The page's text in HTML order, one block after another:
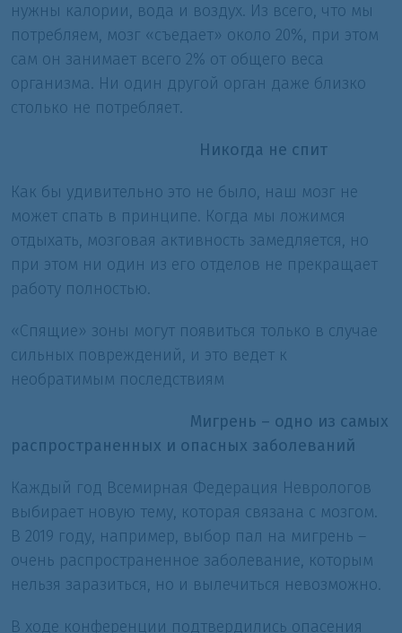
нужны калории, вода и воздух. Из всего, что мы
потребляем, мозг «съедает» около 20%, при этом
сам он занимает всего 2% от общего веса
организма. Ни один другой орган даже близко
столько не потребляет.
Никогда не спит
Как бы удивительно это не было, наш мозг не
может спать в принципе. Когда мы ложимся
отдыхать, мозговая активность замедляется, но
при этом ни один из его отделов не прекращает
работу полностью.
«Спящие» зоны могут появиться только в случае
сильных повреждений, и это ведет к
необратимым последствиям
Мигрень – одно из самых
распространенных и опасных заболеваний
Каждый год Всемирная Федерация Неврологов
выбирает новую тему, которая связана с мозгом.
В 2019 году, например, выбор пал на мигрень –
очень распространенное заболевание, которым
нельзя заразиться, но и вылечиться невозможно.
В ходе конференции подтвердились опасения